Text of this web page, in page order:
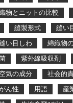
物とニットの比較
縫製形式
縫い
い目しわ
綿織物
紫外線吸収剤
気の成分 社会的
ん性 用語 産